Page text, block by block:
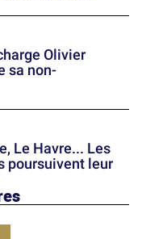
Olivier
sa non-
Le Havre... Les
poursuivent leur